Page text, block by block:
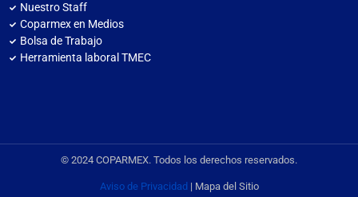
Nuestro Staff
Coparmex en Medios
Bolsa de Trabajo
Herramienta laboral TMEC
© 2024 COPARMEX. Todos los derechos reservados.
Aviso de Privacidad | Mapa del Sitio